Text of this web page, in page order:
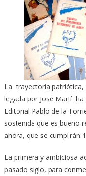
La trayectoria patriótica,
legada por José Martí
Editorial Pablo de la
sostenida que es bueno
ahora, que se cumplirán
La primera y ambiciosa
pasado siglo, para